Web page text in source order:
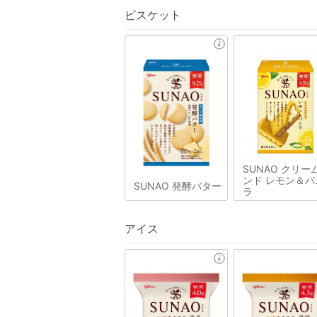
ビスケット
SUNAO 発酵バター
SUNAO クリー
ンド レモン＆バ
ラ
アイス